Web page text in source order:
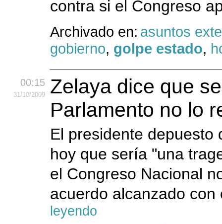
contra si el Congreso
Archivado en: asuntos
gobierno, golpe estado,
00:15
31/10/2009
Zelaya dice que
Parlamento no lo
El presidente depuesto
hoy que sería "una
el Congreso Nacional
acuerdo alcanzado
leyendo